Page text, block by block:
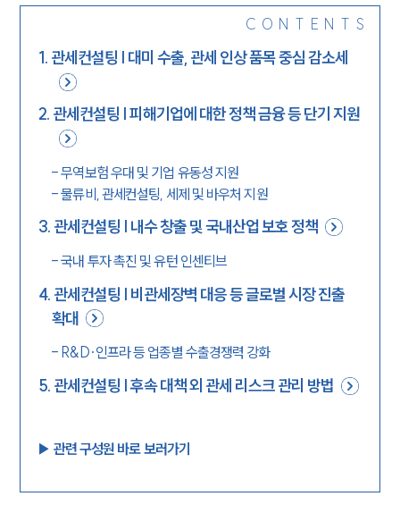
CONTENTS
1. 관세컨설팅 | 대미 수출, 관세 인상 품목 중심 감소세
2. 관세컨설팅 | 피해기업에 대한 정책 금융 등 단기 지원
-무역보험 우대 및 기업 유동성 지원
-물류비, 관세컨설팅, 세제 및 바우처 지원
3. 관세컨설팅 | 내수 창출 및 국내산업 보호 정책
-국내 투자 촉진 및 유턴 인센티브
4. 관세컨설팅 | 비관세장벽 대응 등 글로벌 시장 진출
확대
- R&D·인프라 등 업종별 수출경쟁력 강화
5. 관세컨설팅 | 후속 대책 외 관세 리스크 관리 방법
▶︎ 관련 구성원 바로 보러가기